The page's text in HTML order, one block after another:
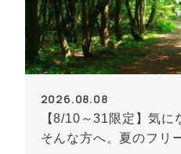
2026.08.08
【8/10～31限定】気
そんな方へ。夏のフリ